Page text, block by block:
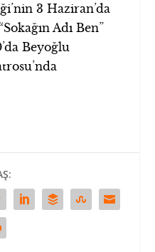
3 Haziran’da
Adı Ben”
Beyoğlu